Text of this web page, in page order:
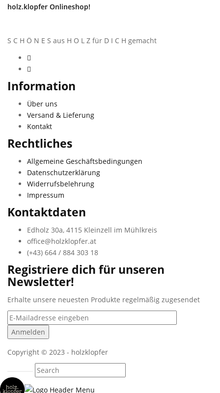
holz.klopfer Onlineshop!
S C H Ö N E S aus H O L Z für D I C H gemacht
Information
Über uns
Versand & Lieferung
Kontakt
Rechtliches
Allgemeine Geschäftsbedingungen
Datenschutzerklärung
Widerrufsbelehrung
Impressum
Kontaktdaten
Edholz 30a, 4115 Kleinzell im Mühlkreis
office@holzklopfer.at
(+43) 664 / 884 303 18
Registriere dich für unseren
Newsletter!
Erhalte unsere neuesten Produkte regelmäßig zugesendet
Copyright © 2023 - holzklopfer